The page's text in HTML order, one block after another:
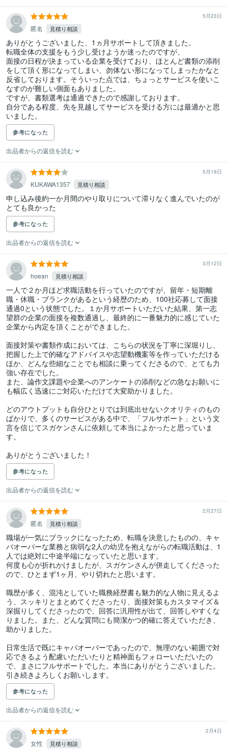
5月23日
匿名 見積り相談
ありがとうございました、1ヵ月サポートして頂きました。
転職全体の支援をもう少し受けようか迷ったのですが、
面接の日程が決まっている企業を受けており、ほとんど書類の添削
をして頂く形になってしまい、勿体ない形になってしまったかなと
反省しております。そういった点では、ちょっとサービスを使いこ
なすのが難しい側面もありました。
ですが、書類選考は通過できたので感謝しております。
自分である程度、先を見越してサービスを受ける方には最適かと思
いました。
参考になった
出品者からの返信を読む
5月19日
KUKAWA1357 見積り相談
申し込み後約一か月間のやり取りについて滞りなく進んでいたのが
とても良かった
参考になった
出品者からの返信を読む
3月12日
hoean 見積り相談
一人で２か月ほど求職活動を行っていたのですが、留年・短期離
職・休職・ブランクがあるという経歴のため、100社応募して面接
通過0という状態でした。１か月サポートいただいた結果、第一志
望群の企業の面接を複数通過し、最終的に一番魅力的に感じていた
企業から内定を頂くことができました。
面接対策や書類作成においては、こちらの状況を丁寧に深堀りし、
把握した上で的確なアドバイスや志望動機案等を作っていただける
ほか、どんな些細なことでも相談に乗ってくださるので、とても力
強い存在でした。
また、論作文課題や企業へのアンケートの添削などの急なお願いに
も幅広く迅速にご対応いただけて大変助かりました。
どのアウトプットも自分ひとりでは到底出せないクオリティのもの
ばかりで、多くのサービスがある中で、「フルサポート」という文
言を信じてスガケンさんに依頼して本当によかったと思っていま
す。
ありがとうございました！
参考になった
出品者からの返信を読む
2月27日
匿名 見積り相談
職場が一気にブラックになったため、転職を決意したものの、キャ
パオーバーな業務と病弱な2人の幼児を抱えながらの転職活動は、1
人では絶対に中途半端になっていたと思います。
何度も心が折れかけましたが、スガケンさんが併走してくださった
ので、ひとまず1ヶ月、やり切れたと思います。
職歴が多く、混沌としていた職務経歴書も魅力的な人物に見えるよ
う、スッキリとまとめてくださったり、面接対策もカスタマイズ＆
深掘りしてくださったので、回答に汎用性が出て、回答しやすくな
りました。また、どんな質問にも簡潔かつ的確に答えていただき、
助かりました。
日常生活で既にキャパオーバーであったので、無理のない範囲で対
応できるよう配慮いただいたりと精神面もフォローいただいたの
で、まさにフルサポートでした。本当にありがとうございました。
引き続きよろしくお願いします。
参考になった
出品者からの返信を読む
2月4日
女性 見積り相談